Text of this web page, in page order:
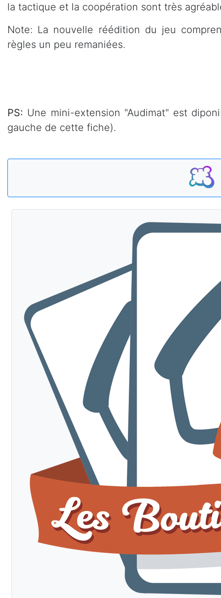
la tactique et la coopération sont très
Note: La nouvelle réédition du jeu
règles un peu remaniées.
PS: Une mini-extension "Audimat" est
gauche de cette fiche).